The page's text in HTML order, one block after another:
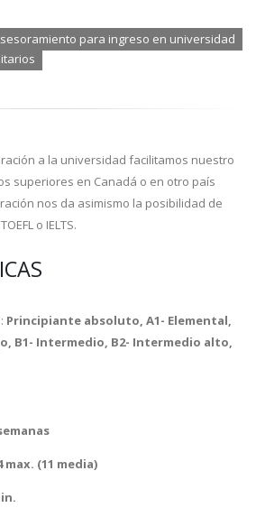
para ingreso en universidad
a la universidad facilitamos nuestro
superiores en Canadá o en otro país
nos da asimismo la posibilidad de
o IELTS.
Principiante absoluto, A1- Elemental,
B1- Intermedio, B2- Intermedio alto,
max. (11 media)